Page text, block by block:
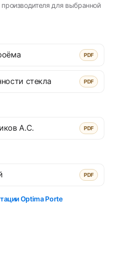
для выбранной
PDF
стекла PDF
А.С. PDF
PDF
Optima Porte